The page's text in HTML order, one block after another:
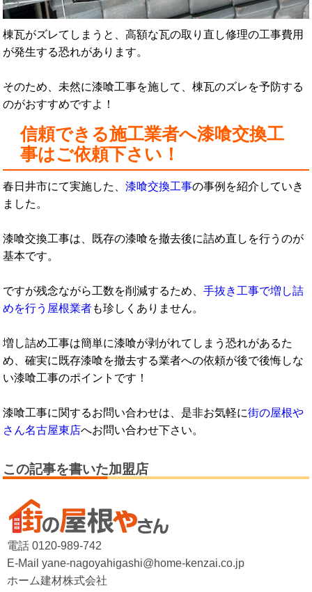
棟瓦がズレてしまうと、高額な瓦の取り直し修理の工事費用
が発生する恐れがあります。
そのため、未然に漆喰工事を施して、棟瓦のズレを予防する
のがおすすめですよ！
信頼できる施工業者へ漆喰交換工
事はご依頼下さい！
春日井市にて実施した、漆喰交換工事の事例を紹介していき
ました。
漆喰交換工事は、既存の漆喰を撤去後に詰め直しを行うのが
基本です。
ですが残念ながら工数を削減するため、手抜き工事で増し詰
めを行う屋根業者も珍しくありません。
増し詰め工事は簡単に漆喰が剥がれてしまう恐れがあるた
め、確実に既存漆喰を撤去する業者への依頼が後で後悔しな
い漆喰工事のポイントです！
漆喰工事に関するお問い合わせは、是非お気軽に街の屋根や
さん名古屋東店へお問い合わせ下さい。
この記事を書いた加盟店
電話 0120-989-742
E-Mail yane-nagoyahigashi@home-kenzai.co.jp
ホーム建材株式会社